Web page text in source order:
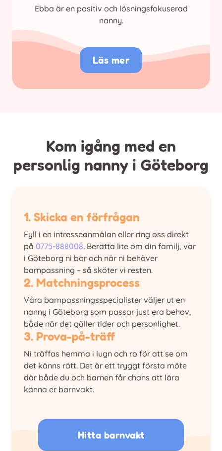
Ebba är en positiv och lösningsfokuserad
nanny.
Läs mer
Kom igång med en
personlig nanny i Göteborg
1. Skicka en förfrågan
Fyll i en intresseanmälan eller ring oss direkt
på 0775-888008. Berätta lite om din familj, var
i Göteborg ni bor och när ni behöver
barnpassning – så sköter vi resten.
2. Matchningsprocess
Våra barnpassningsspecialister väljer ut en
nanny i Göteborg som passar just era behov,
både när det gäller tider och personlighet.
3. Prova-på-träff
Ni träffas hemma i lugn och ro för att se om
det känns rätt. Det är ett tryggt första möte
där både du och barnen får chans att lära
känna er barnvakt.
Hitta barnvakt